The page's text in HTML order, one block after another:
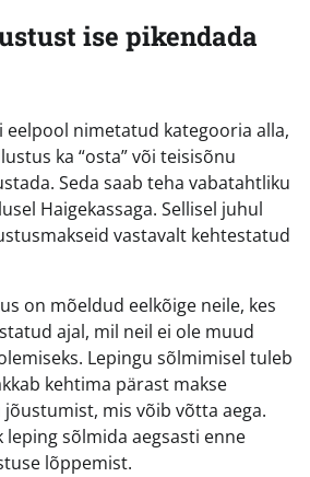
ise pikendada
eelpool nimetatud kategooria alla,
ka “osta” või teisisõnu
Seda saab teha vabatahtliku
Haigekassaga. Sellisel juhul
vastavalt kehtestatud
on mõeldud eelkõige neile, kes
ajal, mil neil ei ole muud
Lepingu sõlmimisel tuleb
kehtima pärast makse
mis võib võtta aega.
sõlmida aegsasti enne
lõppemist.